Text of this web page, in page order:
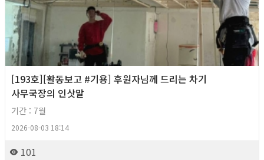
[193호][활동보고 #기용] 후원자님께 드리는 차기
사무국장의 인삿말
기간 : 7월
2026-08-03 18:14
101